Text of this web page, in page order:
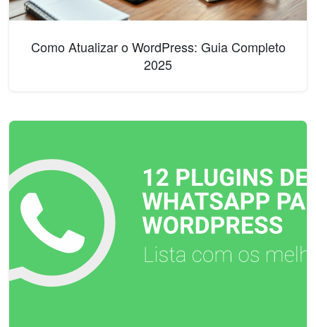
Como Atualizar o WordPress: Guia Completo
2025